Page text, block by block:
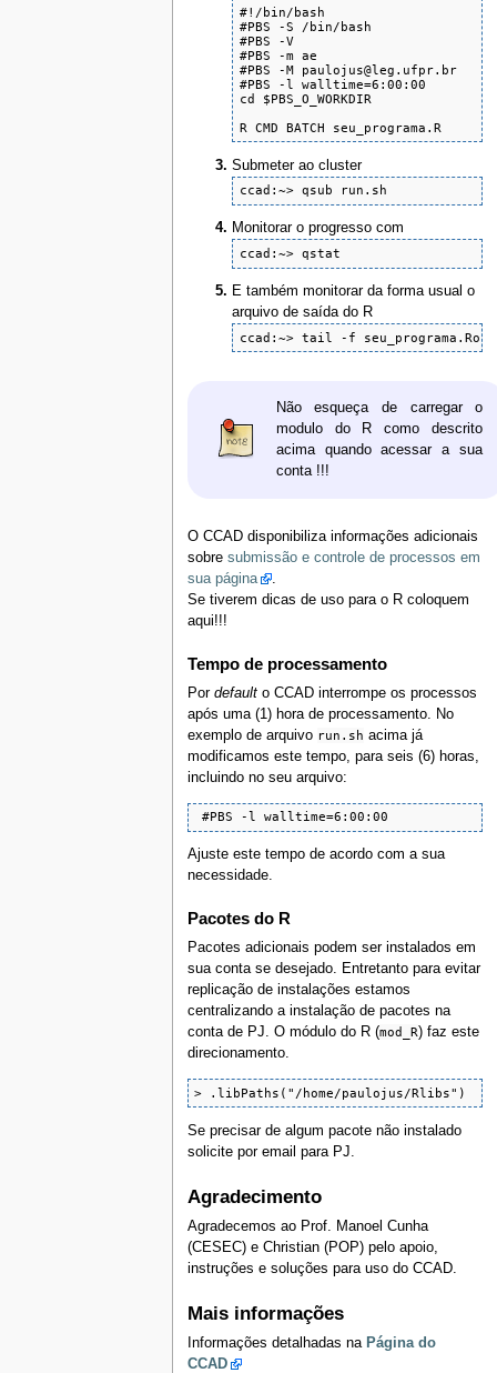
#!/bin/bash
#PBS -S /bin/bash
#PBS -V
#PBS -m ae
#PBS -M paulojus@leg.ufpr.br
#PBS -l walltime=6:00:00
cd $PBS_O_WORKDIR
R CMD BATCH seu_programa.R
Submeter ao cluster
ccad:~> qsub run.sh
Monitorar o progresso com
ccad:~> qstat
E também monitorar da forma usual o
arquivo de saída do R
ccad:~> tail -f seu_programa.Rout
Não esqueça de carregar o
modulo do R como descrito
acima quando acessar a sua
conta !!!
O CCAD disponibiliza informações adicionais
sobre submissão e controle de processos em
sua página
.
Se tiverem dicas de uso para o R coloquem
aqui!!!
Tempo de processamento
Por defaulto CCAD interrompe os processos
após uma (1) hora de processamento. No
exemplo de arquivo run.sh acima já
modificamos este tempo, para seis (6) horas,
incluindo no seu arquivo:
#PBS -l walltime=6:00:00
Ajuste este tempo de acordo com a sua
necessidade.
Pacotes do R
Pacotes adicionais podem ser instalados em
sua conta se desejado. Entretanto para evitar
replicação de instalações estamos
centralizando a instalação de pacotes na
conta de PJ. O módulo do R (mod_R) faz este
direcionamento.
> .libPaths("/home/paulojus/Rlibs")
Se precisar de algum pacote não instalado
solicite por email para PJ.
Agradecimento
Agradecemos ao Prof. Manoel Cunha
(CESEC) e Christian (POP) pelo apoio,
instruções e soluções para uso do CCAD.
Mais informações
Informações detalhadas na Página do
CCAD